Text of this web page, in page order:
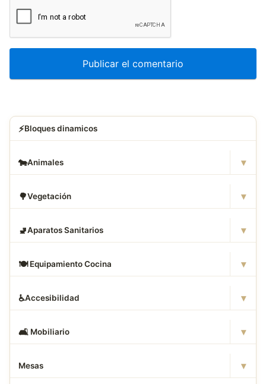
⚡Bloques dinamicos
🐄Animales ▾
🌳Vegetación ▾
🚽Aparatos Sanitarios ▾
🍽️ Equipamiento Cocina ▾
♿Accesibilidad ▾
🛋 ️ Mobiliario ▾
Mesas ▾